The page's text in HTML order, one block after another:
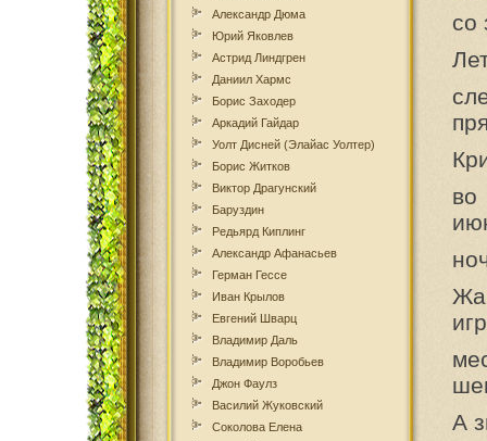
Александр Дюма
Юрий Яковлев
Астрид Линдгрен
Даниил Хармс
Борис Заходер
Аркадий Гайдар
Уолт Дисней (Элайас Уолтер)
Борис Житков
Виктор Драгунский
Баруздин
Редьярд Киплинг
Александр Афанасьев
Герман Гессе
Иван Крылов
Евгений Шварц
Владимир Даль
Владимир Воробьев
Джон Фаулз
Василий Жуковский
Соколова Елена
со
А